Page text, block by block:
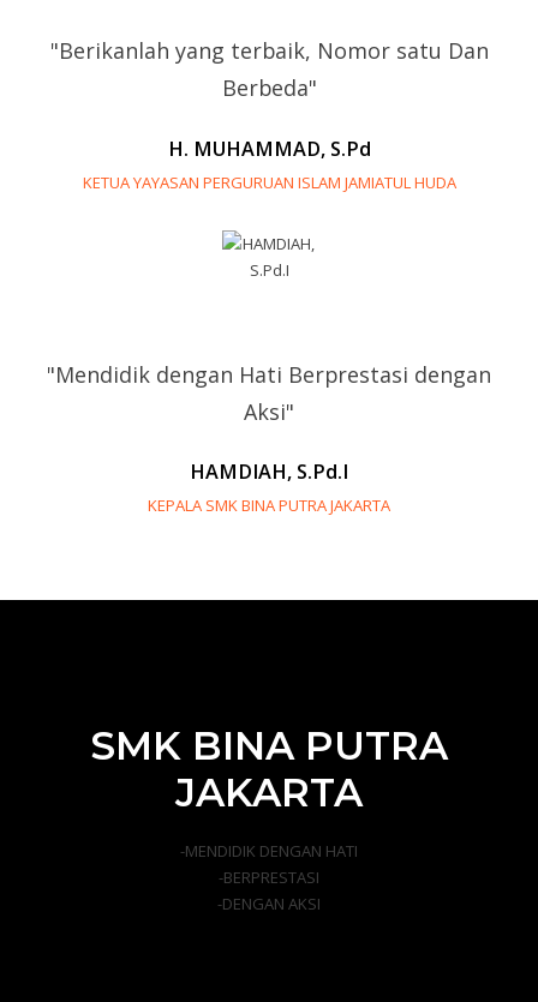
"Berikanlah yang terbaik, Nomor satu Dan
Berbeda"
H. MUHAMMAD, S.Pd
KETUA YAYASAN PERGURUAN ISLAM JAMIATUL HUDA
"Mendidik dengan Hati Berprestasi dengan
Aksi"
HAMDIAH, S.Pd.I
KEPALA SMK BINA PUTRA JAKARTA
SMK BINA PUTRA
JAKARTA
-MENDIDIK DENGAN HATI
-BERPRESTASI
-DENGAN AKSI